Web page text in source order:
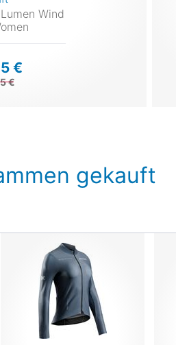
Wind
€
€
gekauft